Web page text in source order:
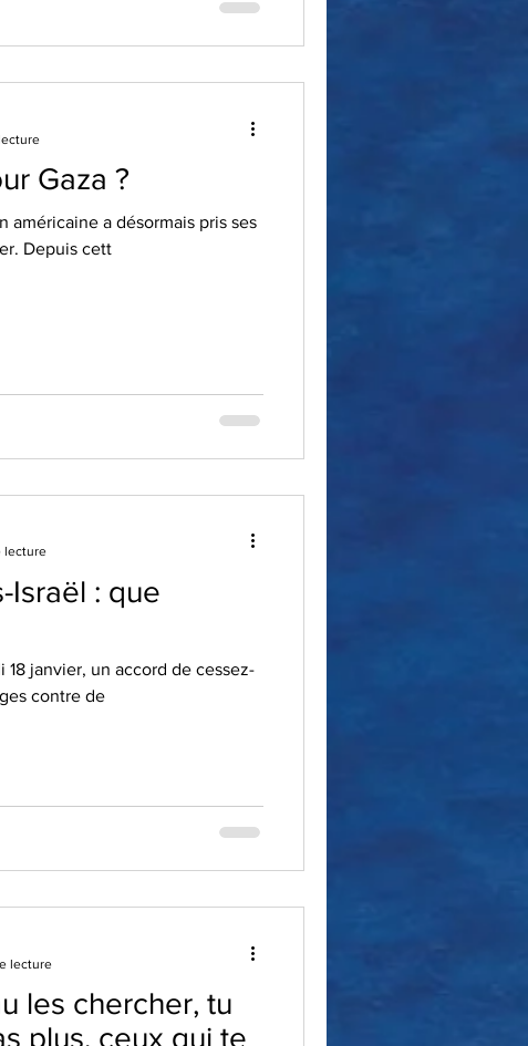
Gaza ?
américaine a désormais pris ses
fonctions depuis fin janvier. Depuis cett
Israël : que
18 janvier, un accord de cessez-
contre de
lecture
plus, ceux qui te
lecture